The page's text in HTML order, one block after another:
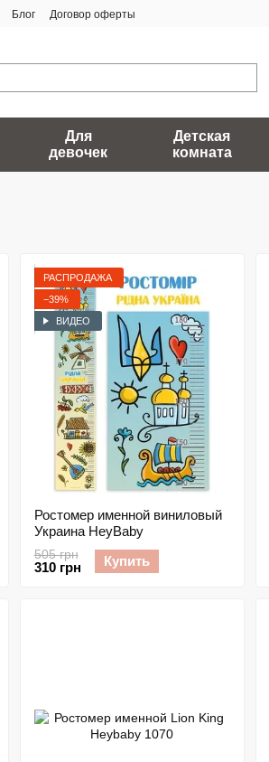
Блог Договор оферты
Для
девочек
Детская
комната
РАСПРОДАЖА
−39%
ВИДЕО
Ростомер именной виниловый
Украина HeyBaby
505 грн
310 грн Купить